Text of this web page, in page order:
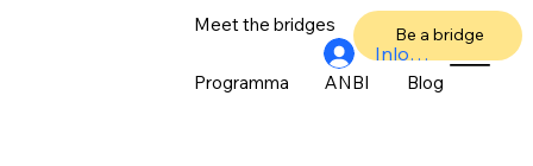
Meet the bridges Over ons
Programma ANBI Blog
Be a bridge
Inloggen